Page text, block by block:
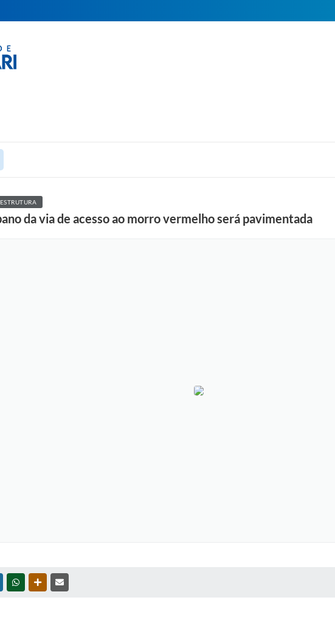
da via de acesso ao morro vermelho será pavimentada
TWITTERWHATSAPPOUTRAS MÍDIAS